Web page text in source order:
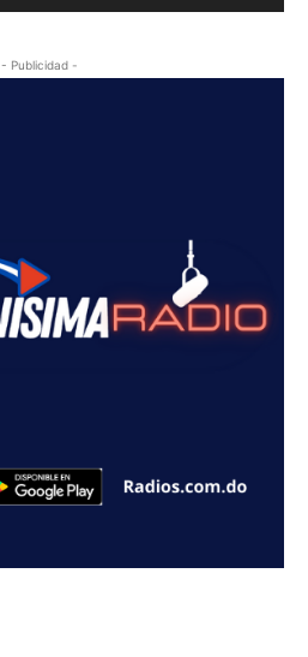
- Publicidad -